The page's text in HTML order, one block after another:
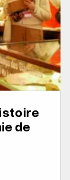
de